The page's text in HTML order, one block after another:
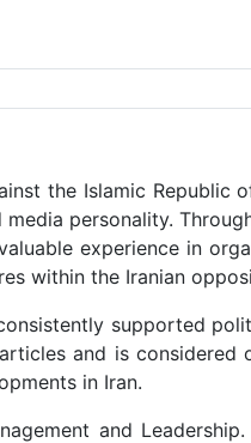
the Islamic
personality.
experience in
within the Iranian
supported
and is
in Iran.
and